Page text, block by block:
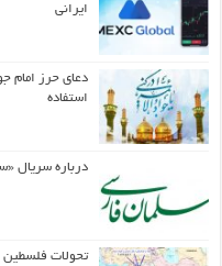
ایرانی
دعای حرز امام
استفاده
درباره سریال
تحولات فلسطین